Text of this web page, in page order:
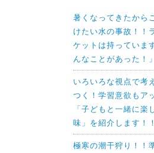
暑くなってきたから
けたい水の事故！！
ケットは持っていま
んなことがあった！
いろいろな視点で考
つく！学習意欲もア
「子どもと一緒に楽
味」を紹介します！！
極寒の潮干狩り！！